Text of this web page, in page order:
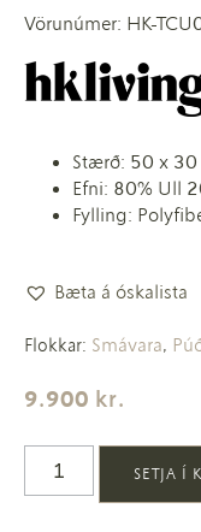
Vörunúmer: HK-
Stærð: 50 x 30
Efni: 80% Ull
Fylling:
Bæta á óskalista
Flokkar: Smávara,
9.900 kr.
SETJA Í